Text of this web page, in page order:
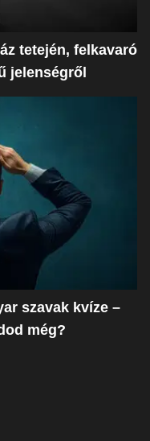
tetején, felkavaró
jelenségről
szavak kvíze –
még?